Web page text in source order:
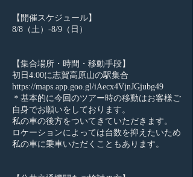
【開催スケジュール】
8/8（土）-8/9（日）
【集合場所・時間・移動手段】
初日4:00に志賀高原山の駅集合
https://maps.app.goo.gl/iAecx4VjnJGjubg49
＊基本的に今回のツアー時の移動はお客様ご
自身でお願いをしております。
私の車の後方をついてきていただきます。
ロケーションによっては台数を抑えたいため
私の車に乗車いただくこともあります。